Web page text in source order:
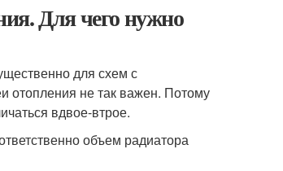
Для чего нужно
для схем с
отопления не так важен. Потому
вдвое-втрое.
объем радиатора